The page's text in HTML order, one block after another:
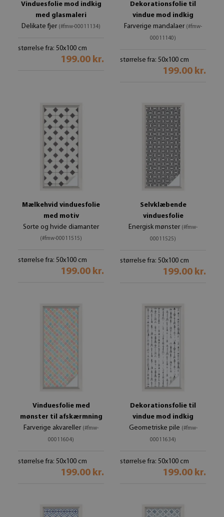
Vinduesfolie mod indkig
med glasmaleri
Delikate fjer (#fmw-00011134)
størrelse fra: 50x100 cm
199.00 kr.
Dekorationsfolie til
vindue mod indkig
Farverige mandalaer (#fmw-
00011140)
størrelse fra: 50x100 cm
199.00 kr.
Mælkehvid vinduesfolie
med motiv
Sorte og hvide diamanter
(#fmw-00011515)
størrelse fra: 50x100 cm
199.00 kr.
Selvklæbende
vinduesfolie
Energisk mønster (#fmw-
00011525)
størrelse fra: 50x100 cm
199.00 kr.
Vinduesfolie med
mønster til afskærmning
Farverige akvareller (#fmw-
00011604)
størrelse fra: 50x100 cm
199.00 kr.
Dekorationsfolie til
vindue mod indkig
Geometriske pile (#fmw-
00011634)
størrelse fra: 50x100 cm
199.00 kr.